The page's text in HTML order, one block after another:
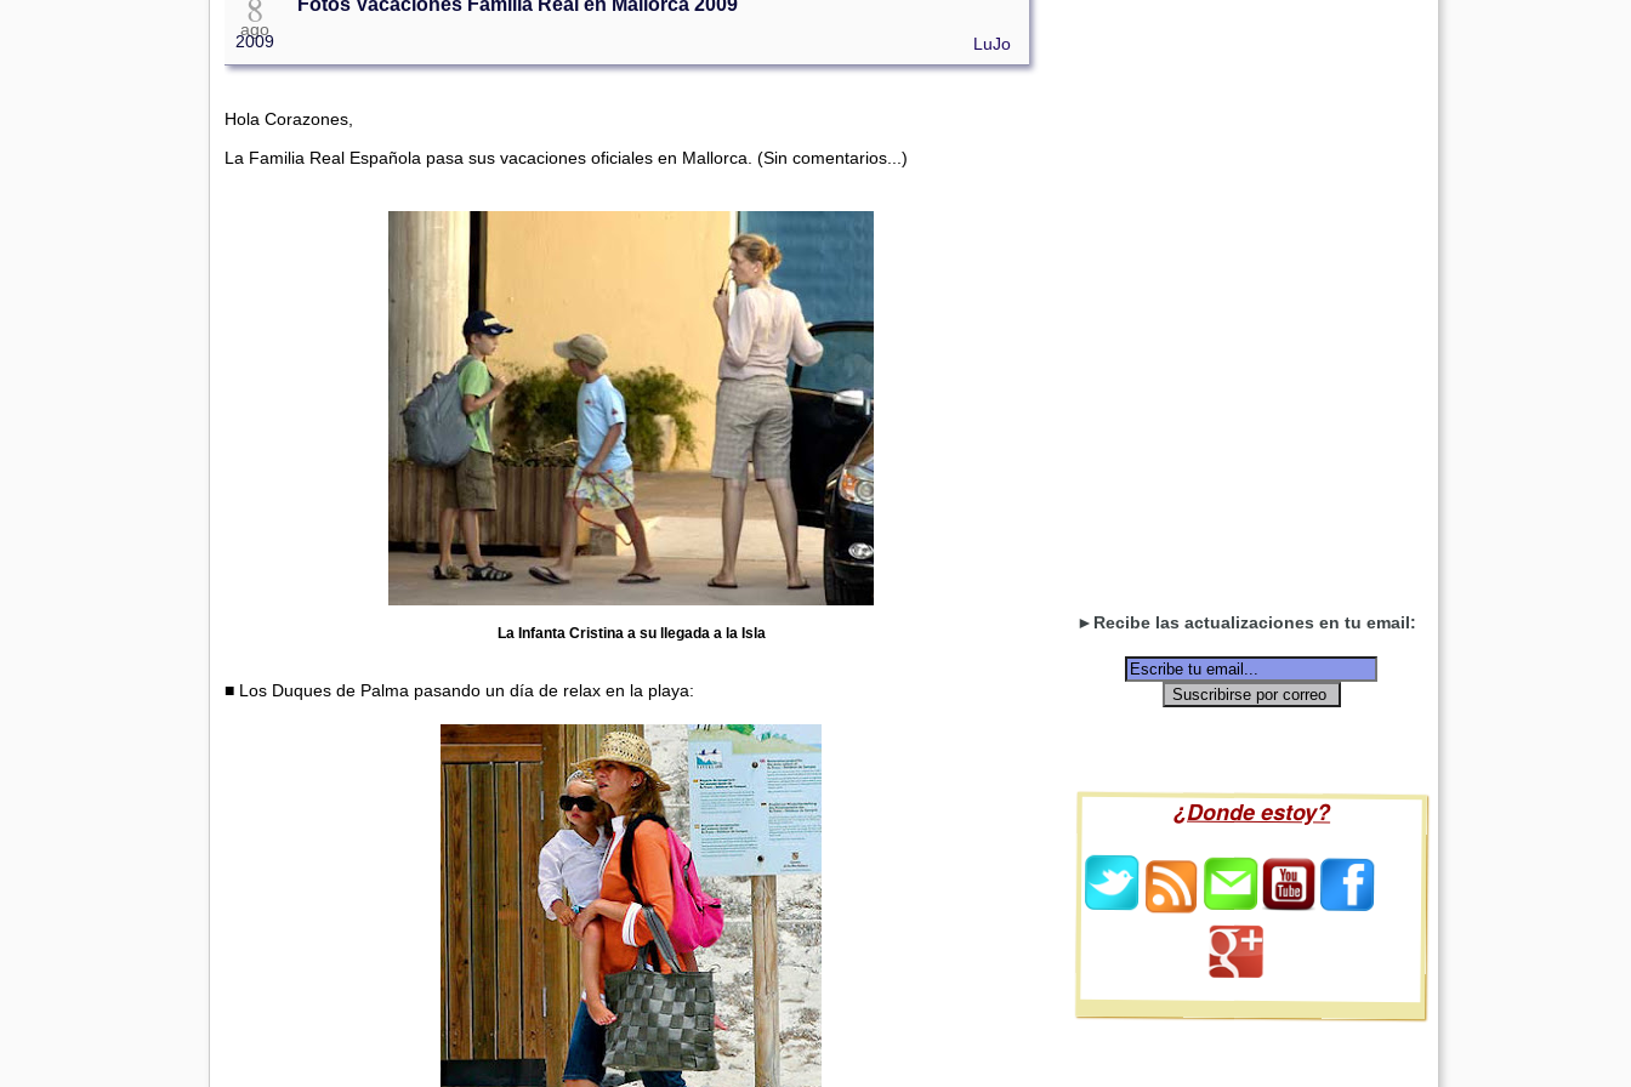
ago
2009
Fotos Vacaciones Familia Real en Mallorca 2009
LuJo
Hola Corazones,
La Familia Real Española pasa sus vacaciones oficiales en Mallorca. (Sin comentarios...)
La Infanta Cristina a su llegada a la Isla
■ Los Duques de Palma pasando un día de relax en la playa:
►Recibe las actualizaciones en tu email:
¿Donde estoy?